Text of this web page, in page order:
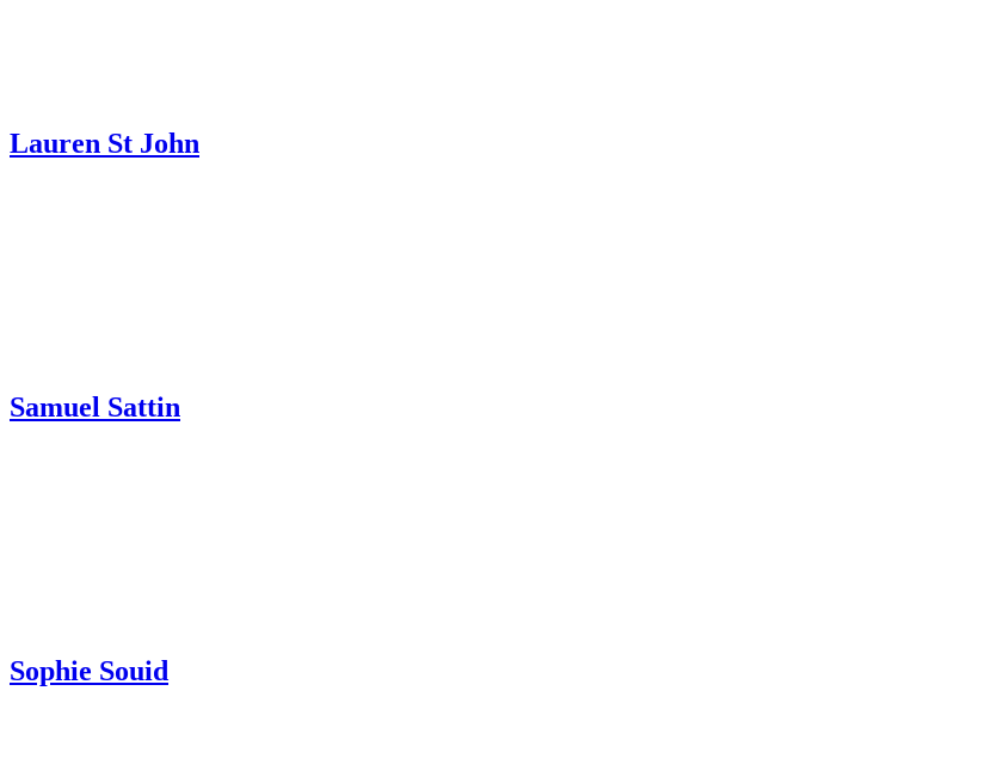
Lauren St John
Samuel Sattin
Sophie Souid